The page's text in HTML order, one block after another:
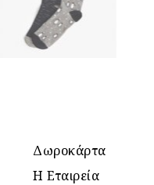
Δωροκάρτα
Η Εταιρεία